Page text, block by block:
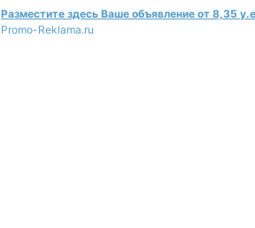
Разместите здесь Ваше объявление от 8,35
Promo-Reklama.ru